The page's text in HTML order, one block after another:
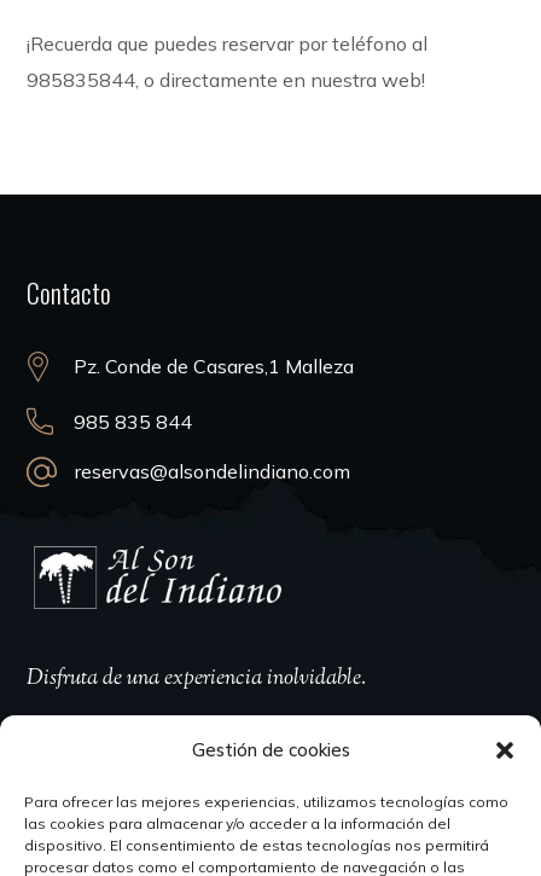
Gestión de cookies
Para ofrecer las mejores experiencias, utilizamos tecnologías como
las cookies para almacenar y/o acceder a la información del
dispositivo. El consentimiento de estas tecnologías nos permitirá
procesar datos como el comportamiento de navegación o las
¡Recuerda que puedes reservar por teléfono al
985835844, o directamente en nuestra web!
Contacto
Pz. Conde de Casares,1 Malleza
985 835 844
reservas@alsondelindiano.com
Disfruta de una experiencia inolvidable.
Horario